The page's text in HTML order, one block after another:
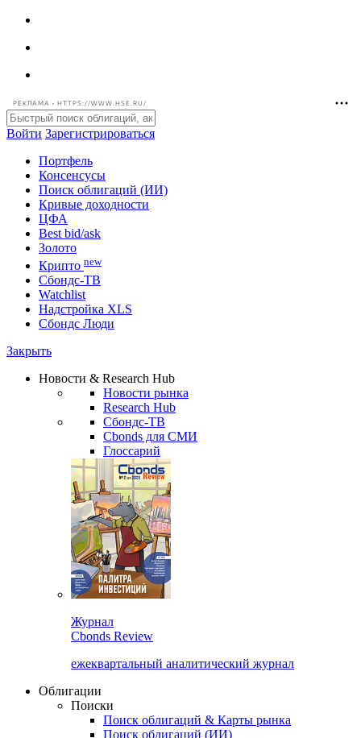
РЕКЛАМА • HTTPS://WWW.HSE.RU/
Войти Зарегистрироваться
Портфель
Консенсусы
Поиск облигаций (ИИ)
Кривые доходности
ЦФА
Best bid/ask
Золото
Крипто new
Watchlist
Сбондс Люди
Новости & Research Hub
Новости рынка
Research Hub
Сбондс-ТВ
Cbonds для СМИ
Глоссарий
Cbonds Review
ежеквартальный аналитический журнал